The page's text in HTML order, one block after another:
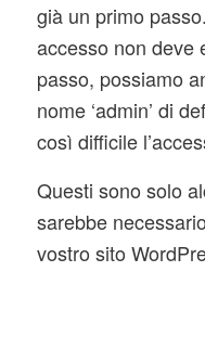
già un primo
accesso non deve
passo, possiamo
nome ‘admin’ di
così difficile
Questi sono solo
sarebbe
vostro sito